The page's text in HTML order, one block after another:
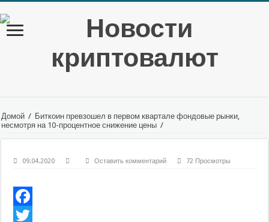
Домой / Биткоин превзошел в первом квартале фондовые рынки,
несмотря на 10-процентное снижение цены /
09.04.2020 Оставить комментарий 72 Просмотры
Facebook